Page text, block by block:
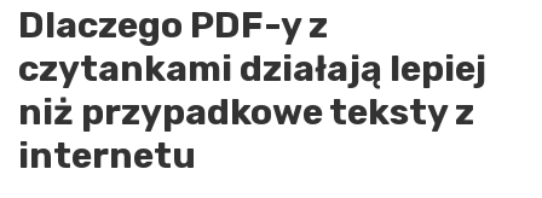
Dlaczego PDF-y z
czytankami działają lepiej
niż przypadkowe teksty z
internetu